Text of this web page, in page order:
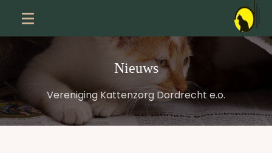
Nieuws
Vereniging Kattenzorg Dordrecht e.o.